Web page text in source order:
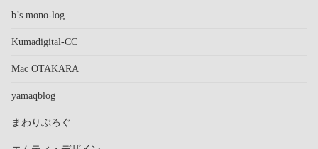
b’s mono-log
Kumadigital-CC
Mac OTAKARA
yamaqblog
まわりぶろぐ